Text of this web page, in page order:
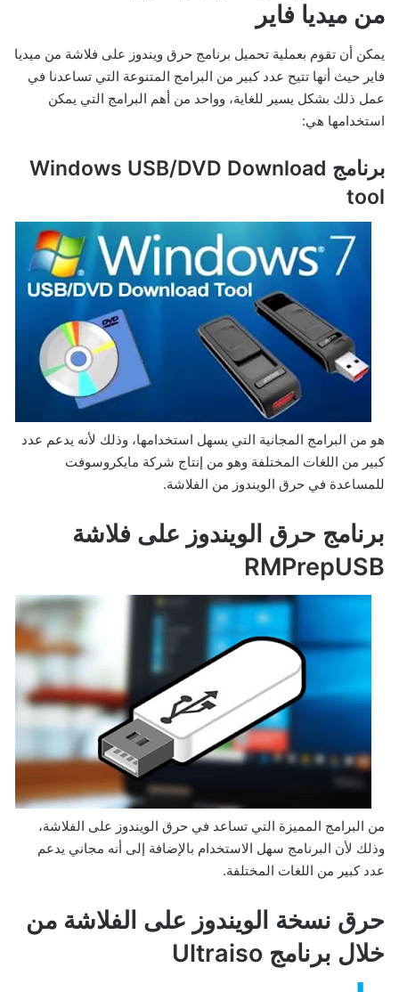
من ميديا فاير
يمكن أن تقوم بعملية تحميل برنامج حرق ويندوز على فلاشة من ميديا
فاير حيث أنها تتيح عدد كبير من البرامج المتنوعة التي تساعدنا في
عمل ذلك بشكل يسير للغاية، وواحد من أهم البرامج التي يمكن
استخدامها هي:
برنامج Windows USB/DVD Download
tool
هو من البرامج المجانية التي يسهل استخدامها، وذلك لأنه يدعم عدد
كبير من اللغات المختلفة وهو من إنتاج شركة مايكروسوفت
للمساعدة في حرق الويندوز من الفلاشة.
برنامج حرق الويندوز على فلاشة
RMPrepUSB
من البرامج المميزة التي تساعد في حرق الويندوز على الفلاشة،
وذلك لأن البرنامج سهل الاستخدام بالإضافة إلى أنه مجاني يدعم
عدد كبير من اللغات المختلفة.
حرق نسخة الويندوز على الفلاشة من
خلال برنامج Ultraiso